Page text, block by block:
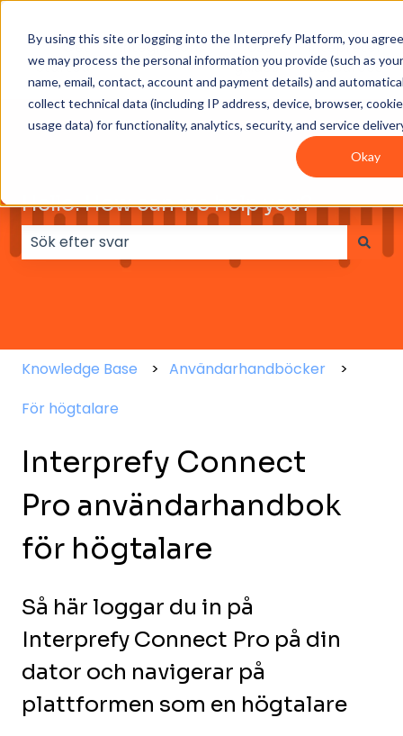
By using this site or logging into the Interprefy Platform, you
we may process the personal information you provide (such as your
name, email, contact, account and payment details) and
collect technical data (including IP address, device, browser,
usage data) for functionality, analytics, security, and service
Okay
Get
Started
Integrations
User
guides
Intepreter
Resources
Hello. How can we help you?
Det finns inga förslag eftersom sökfältet är tomt.
Knowledge Base
Användarhandböcker
För högtalare
Interprefy Connect
Pro användarhandbok
för högtalare
Så här loggar du in på
Interprefy Connect Pro på din
dator och navigerar på
plattformen som en högtalare